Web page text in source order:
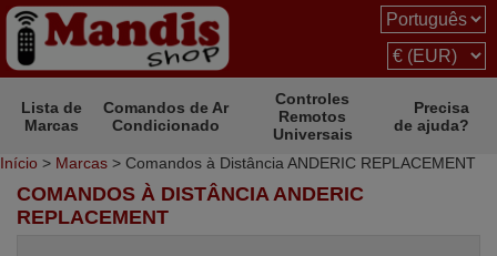
Lista de
Marcas
Comandos de Ar
Condicionado
Controles
Remotos
Universais
Precisa
de ajuda?
Início > Marcas > Comandos à Distância ANDERIC REPLACEMENT
COMANDOS À DISTÂNCIA ANDERIC
REPLACEMENT